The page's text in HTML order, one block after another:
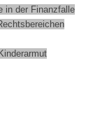
in der Finanzfalle